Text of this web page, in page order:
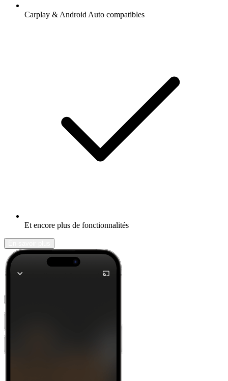
Carplay & Android Auto compatibles
Et encore plus de fonctionnalités